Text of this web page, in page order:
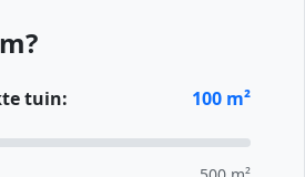
tuin: 100 m²